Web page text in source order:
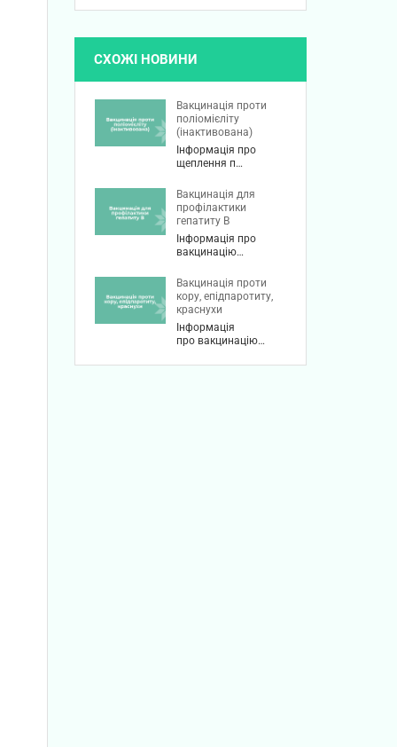
СХОЖІ НОВИНИ
Вакцинація проти
поліомієліту
(інактивована)
Інформація про
щеплення п…
Вакцинація для
профілактики
гепатиту В
Інформація про
вакцинацію…
Вакцинація проти
кору, епідпаротиту,
краснухи
Інформація
про вакцинацію…